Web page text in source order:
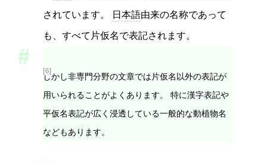
されています。 日本語由来の名称であって
も、すべて片仮名で表記されます。
[6]
しかし非専門分野の文章では片仮名以外の表記が
用いられることがよくあります。 特に漢字表記や
平仮名表記が広く浸透している一般的な動植物名
などもあります。